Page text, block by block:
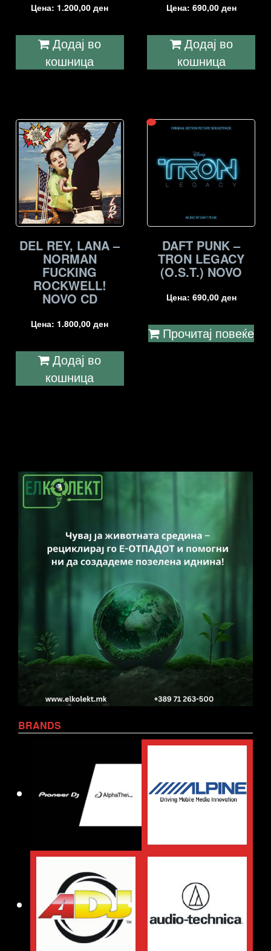
Цена: 1.200,00ден
Додај во
кошница
Цена: 690,00 ден
Додај во
кошница
DEL REY, LANA –
NORMAN
FUCKING
ROCKWELL!
NOVO CD
Цена: 1.800,00ден
Додај во
кошница
DAFT PUNK –
TRON LEGACY
(O.S.T.) NOVO
Цена: 690,00 ден
Прочитај повеќе
BRANDS